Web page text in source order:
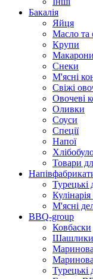
Бакалія
Яйця
Масло та
Крупи
Макарони
Снеки
М'ясні
Свіжі
Овочеві
Оливки
Соуси
Спеції
Напої
Товари
Турецькі
М'ясні
BBQ-group
Ковбаски
Шашлики
Турецькі